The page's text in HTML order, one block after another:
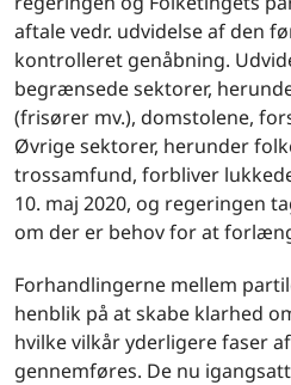
aftale vedr. udvidelse af den
kontrolleret genåbning.
begrænsede sektorer,
(frisører mv.), domstolene,
Øvrige sektorer, herunder
trossamfund, forbliver
10. maj 2020, og regeringen
om der er behov for at
Forhandlingerne mellem
henblik på at skabe klarhed
hvilke vilkår yderligere faser
gennemføres. De nu